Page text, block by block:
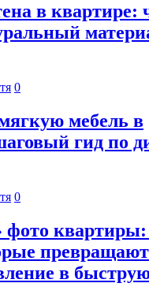
в квартире:
0
мебель в
гид по
0
квартиры:
превращают
в